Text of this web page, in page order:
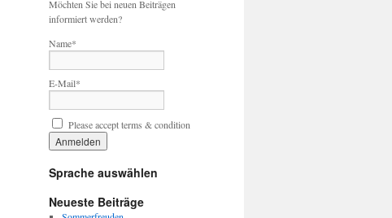
Möchten Sie bei neuen Beiträgen
informiert werden?
Name*
E-Mail*
Please accept terms & condition
Sprache auswählen
Neueste Beiträge